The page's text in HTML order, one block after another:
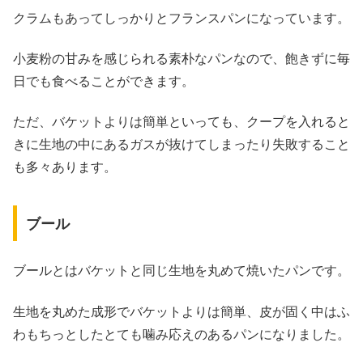
クラムもあってしっかりとフランスパンになっています。
小麦粉の甘みを感じられる素朴なパンなので、飽きずに毎
日でも食べることができます。
ただ、バケットよりは簡単といっても、クープを入れると
きに生地の中にあるガスが抜けてしまったり失敗すること
も多々あります。
ブール
ブールとはバケットと同じ生地を丸めて焼いたパンです。
生地を丸めた成形でバケットよりは簡単、皮が固く中はふ
わもちっとしたとても噛み応えのあるパンになりました。